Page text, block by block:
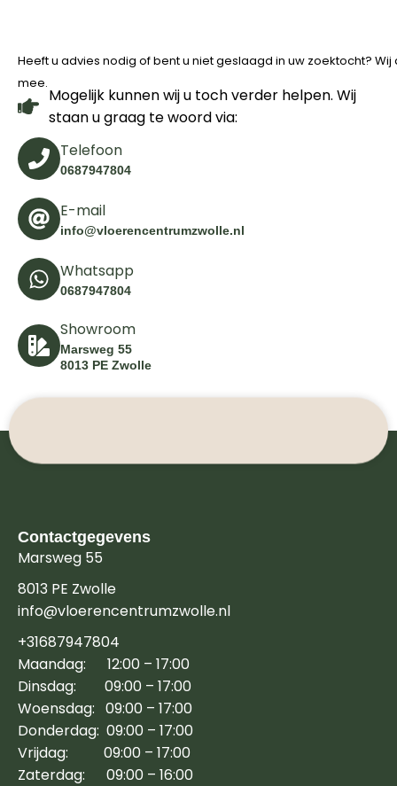
Heeft u advies nodig of bent u niet geslaagd in uw zoektocht?
mee.
Mogelijk kunnen wij u toch verder helpen. Wij
staan u graag te woord via:
Telefoon
0687947804
E-mail
info@vloerencentrumzwolle.nl
Whatsapp
0687947804
Showroom
Marsweg 55
8013 PE Zwolle
Contactgegevens
Marsweg 55
8013 PE Zwolle
info@vloerencentrumzwolle.nl
+31687947804
Maandag: 12:00 – 17:00
Dinsdag: 09:00 – 17:00
Woensdag: 09:00 – 17:00
Donderdag: 09:00 – 17:00
Vrijdag: 09:00 – 17:00
Zaterdag: 09:00 – 16:00